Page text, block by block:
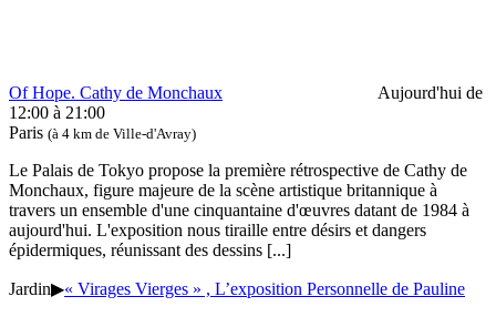
Of Hope. Cathy de Monchaux
Aujourd'hui de
12:00 à 21:00
Paris (à 4 km de Ville-d'Avray)
Le Palais de Tokyo propose la première rétrospective de Cathy de
Monchaux, figure majeure de la scène artistique britannique à
travers un ensemble d'une cinquantaine d'œuvres datant de 1984 à
aujourd'hui. L'exposition nous tiraille entre désirs et dangers
épidermiques, réunissant des dessins [...]
Jardin▶« Virages Vierges » , L’exposition Personnelle de Pauline